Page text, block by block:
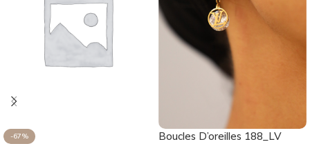
-67% Boucles D’oreilles 188_LV